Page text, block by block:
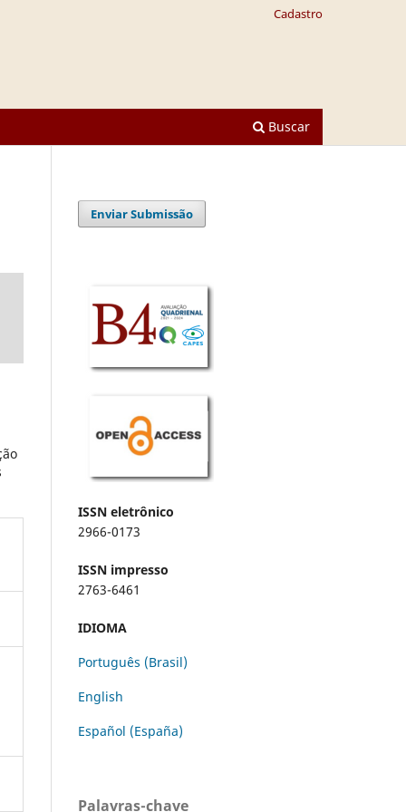
Buscar
Cadastro
Enviar Submissão
ISSN eletrônico
2966-0173
ISSN impresso
2763-6461
IDIOMA
Português (Brasil)
English
Español (España)
Palavras-chave